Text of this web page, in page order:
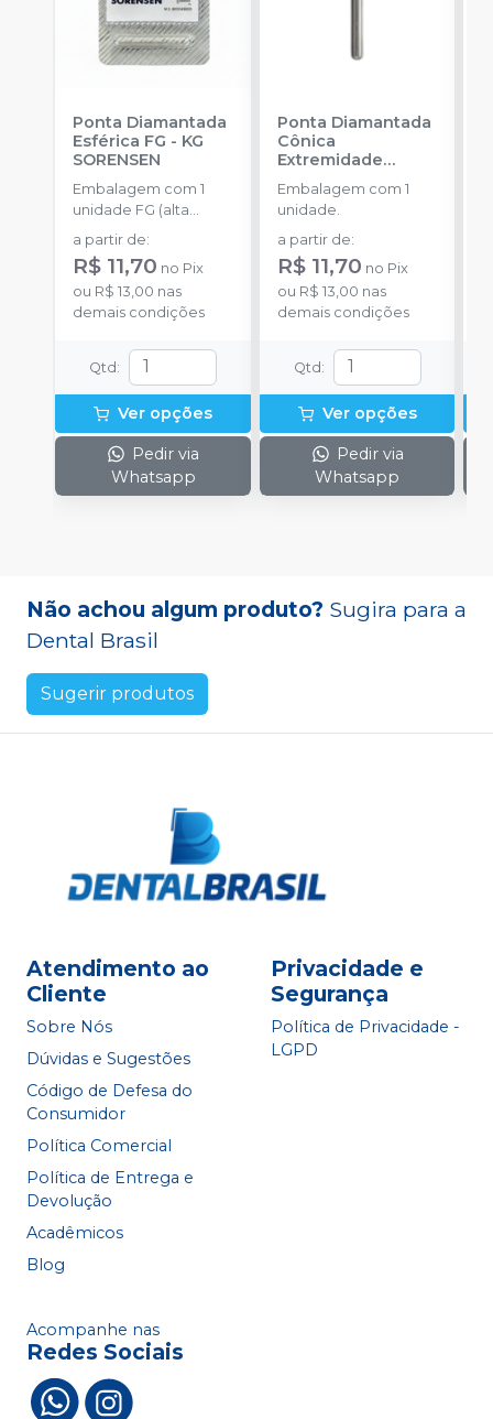
Ponta Diamantada
Esférica FG - KG
SORENSEN
Embalagem com 1
unidade FG (alta
rotação).
a partir de:
R$ 11,70 no Pix
ou R$ 13,00 nas
demais condições
Qtd :
Ver opções
Pedir via
Whatsapp
Ponta Diamantada
Cônica
Extremidade
Arredondada FG
KG SORENSEN
Embalagem com 1
unidade.
a partir de:
R$ 11,70 no Pix
ou R$ 13,00 nas
demais condições
Qtd :
Ver opções
Pedir via
Whatsapp
Não achou algum produto? Sugira para a
Dental Brasil
Sugerir produtos
Atendimento ao
Cliente
Sobre Nós
Dúvidas e Sugestões
Código de Defesa do
Consumidor
Política Comercial
Política de Entrega e
Devolução
Acadêmicos
Blog
Privacidade e
Segurança
Política de Privacidade -
LGPD
Acompanhe nas
Redes Sociais